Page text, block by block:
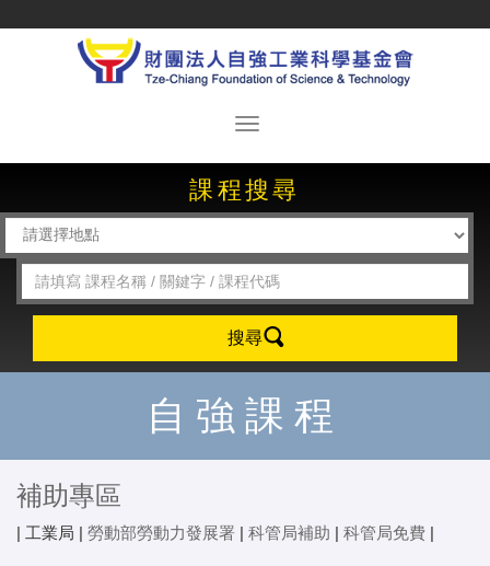
課程搜尋
搜尋
自強課程
補助專區
| 工業局 | 勞動部勞動力發展署 | 科管局補助 | 科管局免費 |